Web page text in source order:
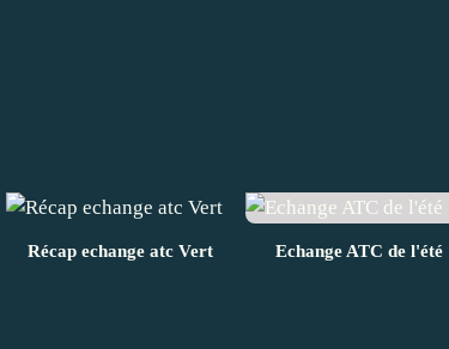
Récap echange atc Vert Echange ATC de l'été